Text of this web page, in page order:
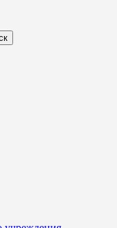
"Культура